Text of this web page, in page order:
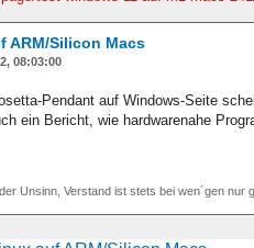
ARM/Silicon Macs
08:03:00
Pendant auf Windows-Seite
ein Bericht, wie hardwarenahe
Unsinn, Verstand ist stets bei wen´gen nur